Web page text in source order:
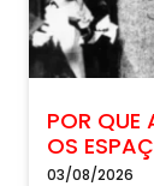
POR QUE
OS
03/08/2026